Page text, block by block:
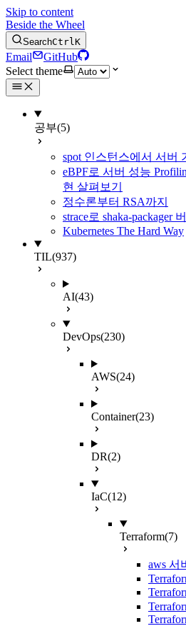
Skip to content
Beside the Wheel
SearchCtrlK
Email
GitHub
Select theme
공부(5)
spot 인스턴스에서 서버
eBPF로 서버 성능
현 살펴보기
정수론부터 RSA까지
strace로 shaka-packager
Kubernetes The Hard Way
TIL(937)
AI(43)
DevOps(230)
AWS(24)
Container(23)
DR(2)
IaC(12)
Terraform(7)
aws 서